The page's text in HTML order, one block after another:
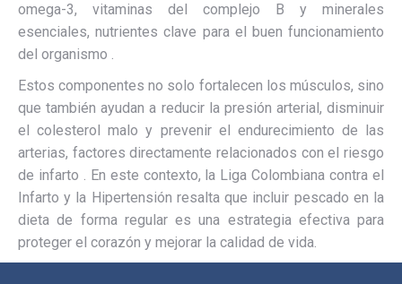
omega-3, vitaminas del complejo B y minerales
esenciales, nutrientes clave para el buen funcionamiento
del organismo .
Estos componentes no solo fortalecen los músculos, sino
que también ayudan a reducir la presión arterial, disminuir
el colesterol malo y prevenir el endurecimiento de las
arterias, factores directamente relacionados con el riesgo
de infarto . En este contexto, la Liga Colombiana contra el
Infarto y la Hipertensión resalta que incluir pescado en la
dieta de forma regular es una estrategia efectiva para
proteger el corazón y mejorar la calidad de vida.